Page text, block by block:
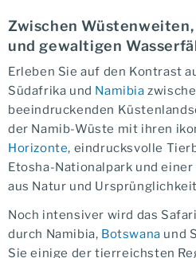
Zwischen
und gewaltigen
Erleben Sie auf den Kontrast
Südafrika und Namibia
beeindruckenden
der Namib-Wüste mit ihren
Horizonte, eindrucksvolle
Etosha-Nationalpark und
aus Natur und
Noch intensiver wird das
durch Namibia, Botswana und
Sie einige der tierreichsten